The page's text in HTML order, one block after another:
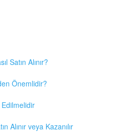
Satın Alınır?
Önemlidir?
Edilmelidir
Alınır veya Kazanılır